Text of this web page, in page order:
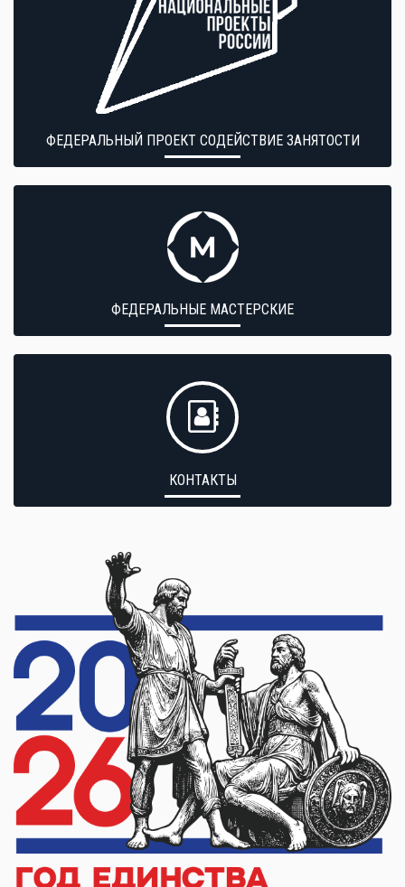
ФЕДЕРАЛЬНЫЙ ПРОЕКТ СОДЕЙСТВИЕ ЗАНЯТОСТИ
ФЕДЕРАЛЬНЫЕ МАСТЕРСКИЕ
КОНТАКТЫ